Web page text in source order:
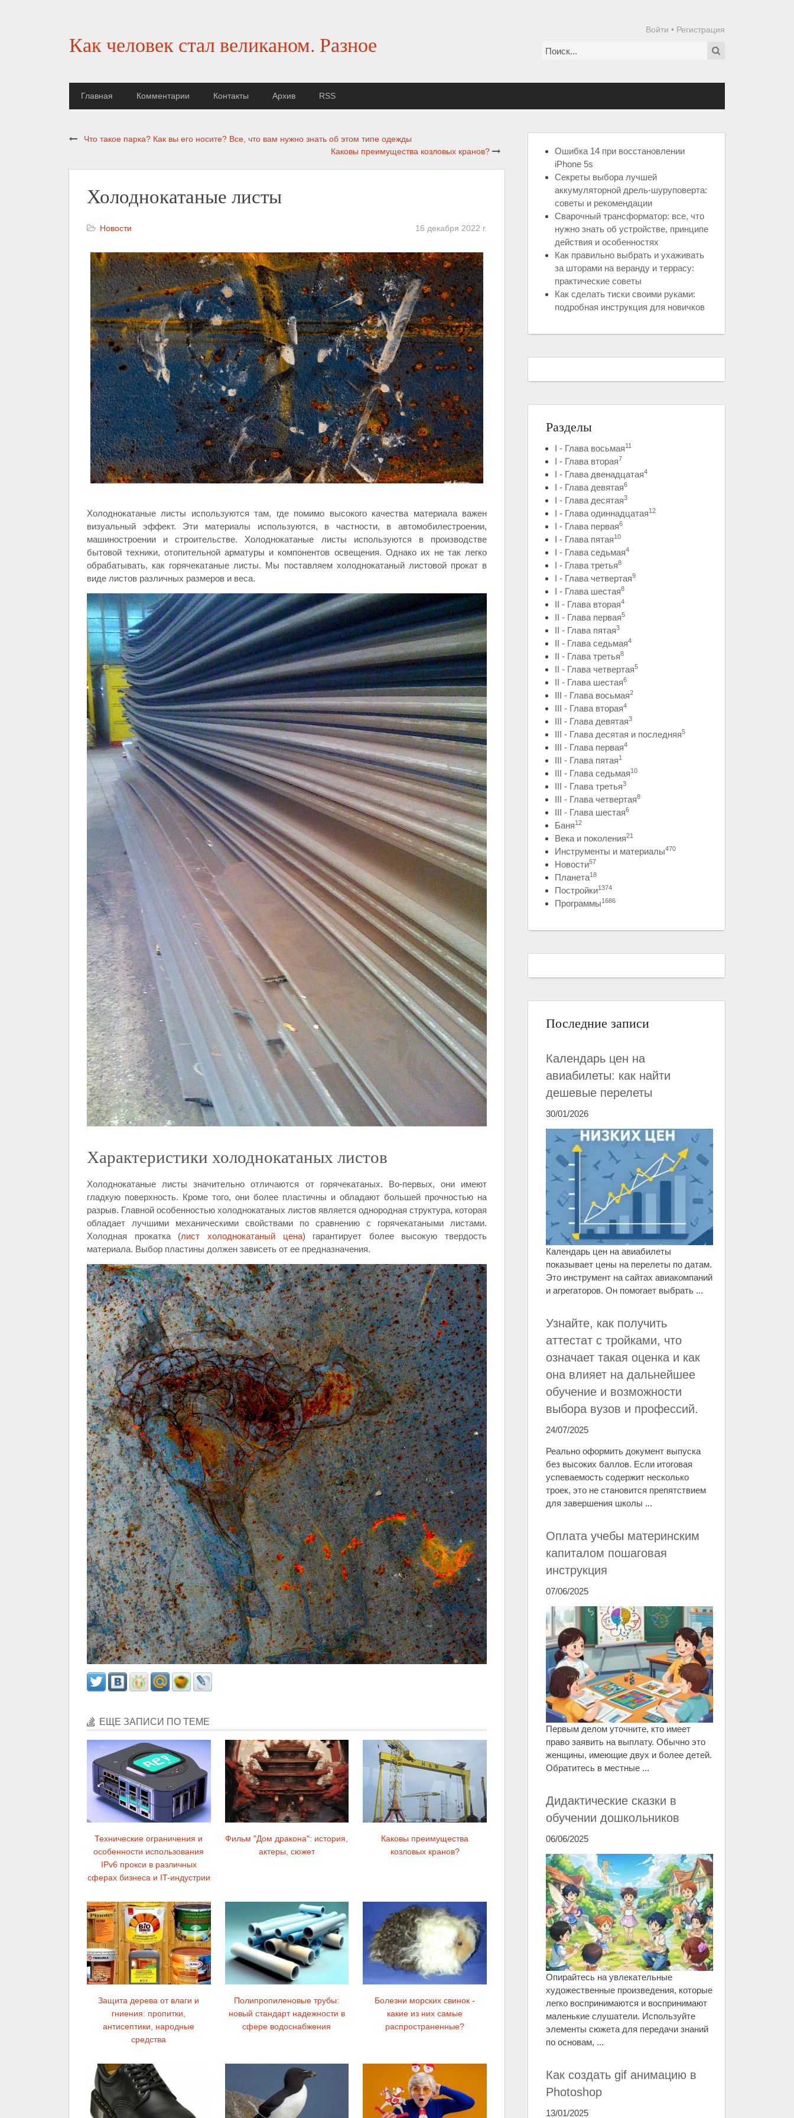
Как человек стал великаном. Разное
Войти • Регистрация
Главная Комментарии Контакты Архив RSS
Что такое парка? Как вы его носите? Все, что вам нужно знать об этом типе одежды
Каковы преимущества козловых кранов?
Холоднокатаные листы
Новости 16 декабря 2022 г.
Холоднокатаные листы используются там, где помимо высокого качества материала важен
визуальный эффект. Эти материалы используются, в частности, в автомобилестроении,
машиностроении и строительстве. Холоднокатаные листы используются в производстве
бытовой техники, отопительной арматуры и компонентов освещения. Однако их не так легко
обрабатывать, как горячекатаные листы. Мы поставляем холоднокатаный листовой прокат в
виде листов различных размеров и веса.
Характеристики холоднокатаных листов
Холоднокатаные листы значительно отличаются от горячекатаных. Во-первых, они имеют
гладкую поверхность. Кроме того, они более пластичны и обладают большей прочностью на
разрыв. Главной особенностью холоднокатаных листов является однородная структура, которая
обладает лучшими механическими свойствами по сравнению с горячекатаными листами.
Холодная прокатка (лист холоднокатаный цена) гарантирует более высокую твердость
материала. Выбор пластины должен зависеть от ее предназначения.
ЕЩЕ ЗАПИСИ ПО ТЕМЕ
Технические ограничения и
особенности использования
IPv6 прокси в различных
сферах бизнеса и IT-индустрии
Фильм "Дом дракона": история,
актеры, сюжет
Каковы преимущества
козловых кранов?
Защита дерева от влаги и
гниения: пропитки,
антисептики, народные
средства
Полипропиленовые трубы:
новый стандарт надежности в
сфере водоснабжения
Болезни морских свинок -
какие из них самые
распространенные?
Ошибка 14 при восстановлении
iPhone 5s
Секреты выбора лучшей
аккумуляторной дрель-шуруповерта:
советы и рекомендации
Сварочный трансформатор: все, что
нужно знать об устройстве, принципе
действия и особенностях
Как правильно выбрать и ухаживать
за шторами на веранду и террасу:
практические советы
Как сделать тиски своими руками:
подробная инструкция для новичков
Разделы
I - Глава восьмая11
I - Глава вторая7
I - Глава двенадцатая4
I - Глава девятая6
I - Глава десятая3
I - Глава одиннадцатая12
I - Глава первая6
I - Глава пятая10
I - Глава седьмая4
I - Глава третья8
I - Глава четвертая9
I - Глава шестая8
II - Глава вторая4
II - Глава первая5
II - Глава пятая3
II - Глава седьмая4
II - Глава третья8
II - Глава четвертая5
II - Глава шестая6
III - Глава восьмая2
III - Глава вторая4
III - Глава девятая3
III - Глава десятая и последняя5
III - Глава первая4
III - Глава пятая1
III - Глава седьмая10
III - Глава третья3
III - Глава четвертая8
III - Глава шестая6
Баня12
Века и поколения21
Инструменты и материалы470
Новости57
Планета18
Постройки1374
Программы1686
Последние записи
Календарь цен на
авиабилеты: как найти
дешевые перелеты
30/01/2026
Календарь цен на авиабилеты
показывает цены на перелеты по датам.
Это инструмент на сайтах авиакомпаний
и агрегаторов. Он помогает выбрать ...
Узнайте, как получить
аттестат с тройками, что
означает такая оценка и как
она влияет на дальнейшее
обучение и возможности
выбора вузов и профессий.
24/07/2025
Реально оформить документ выпуска
без высоких баллов. Если итоговая
успеваемость содержит несколько
троек, это не становится препятствием
для завершения школы ...
Оплата учебы материнским
капиталом пошаговая
инструкция
07/06/2025
Первым делом уточните, кто имеет
право заявить на выплату. Обычно это
женщины, имеющие двух и более детей.
Обратитесь в местные ...
Дидактические сказки в
обучении дошкольников
06/06/2025
Опирайтесь на увлекательные
художественные произведения, которые
легко воспринимаются и воспринимают
маленькие слушатели. Используйте
элементы сюжета для передачи знаний
по основам, ...
Как создать gif анимацию в
Photoshop
13/01/2025